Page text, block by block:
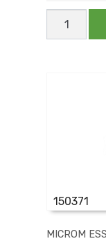
CINTA
MET
FREEMANS
150371
MICROM